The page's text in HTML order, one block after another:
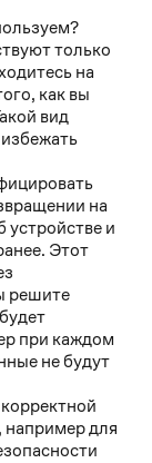
только
на
как вы
вид
на
и
Этот
решите
при каждом
не будут
например для